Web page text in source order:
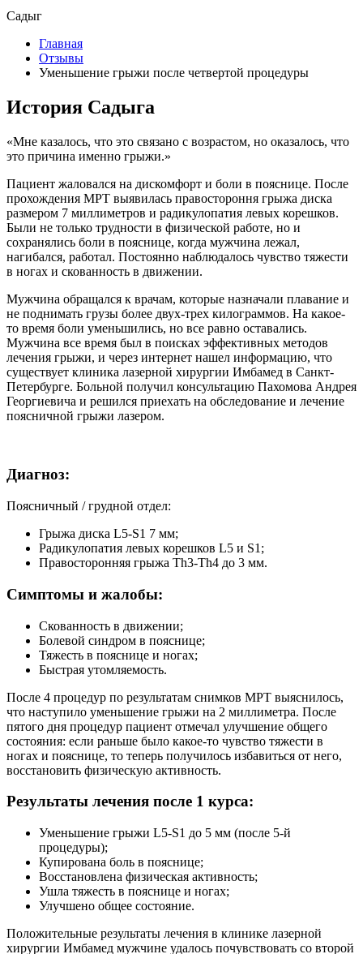
Садыг
Главная
Отзывы
Уменьшение грыжи после четвертой процедуры
История Садыга
«Мне казалось, что это связано с возрастом, но оказалось, что
это причина именно грыжи.»
Пациент жаловался на дискомфорт и боли в пояснице. После
прохождения МРТ выявилась правостороння грыжа диска
размером 7 миллиметров и радикулопатия левых корешков.
Были не только трудности в физической работе, но и
сохранялись боли в пояснице, когда мужчина лежал,
нагибался, работал. Постоянно наблюдалось чувство тяжести
в ногах и скованность в движении.
Мужчина обращался к врачам, которые назначали плавание и
не поднимать грузы более двух-трех килограммов. На какое-
то время боли уменьшились, но все равно оставались.
Мужчина все время был в поисках эффективных методов
лечения грыжи, и через интернет нашел информацию, что
существует клиника лазерной хирургии Имбамед в Санкт-
Петербурге. Больной получил консультацию Пахомова Андрея
Георгиевича и решился приехать на обследование и лечение
поясничной грыжи лазером.
Диагноз:
Поясничный / грудной отдел:
Грыжа диска L5-S1 7 мм;
Радикулопатия левых корешков L5 и S1;
Правосторонняя грыжа Th3-Th4 до 3 мм.
Симптомы и жалобы:
Скованность в движении;
Болевой синдром в пояснице;
Тяжесть в пояснице и ногах;
Быстрая утомляемость.
После 4 процедур по результатам снимков МРТ выяснилось,
что наступило уменьшение грыжи на 2 миллиметра. После
пятого дня процедур пациент отмечал улучшение общего
состояния: если раньше было какое-то чувство тяжести в
ногах и пояснице, то теперь получилось избавиться от него,
восстановить физическую активность.
Результаты лечения после 1 курса:
Уменьшение грыжи L5-S1 до 5 мм (после 5-й
процедуры);
Купирована боль в пояснице;
Восстановлена физическая активность;
Ушла тяжесть в пояснице и ногах;
Улучшено общее состояние.
Положительные результаты лечения в клинике лазерной
хирургии Имбамед мужчине удалось почувствовать со второй